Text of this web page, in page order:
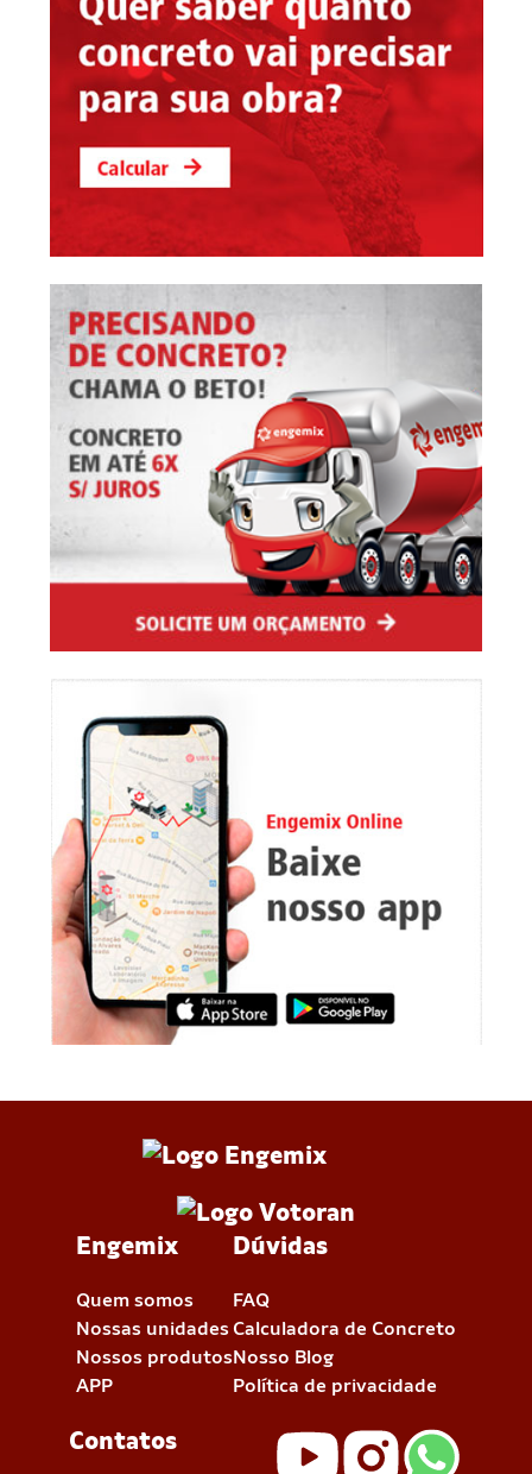
Engemix
Quem somos
Nossas unidades
Nossos produtos
APP
Dúvidas
FAQ
Calculadora de Concreto
Nosso Blog
Política de privacidade
Contatos